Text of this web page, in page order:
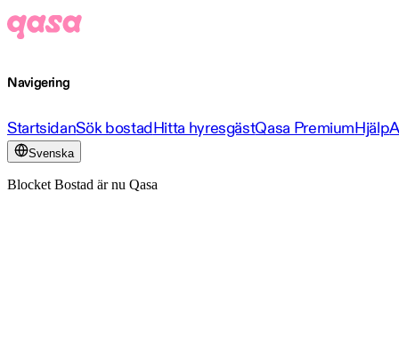
Navigering
StartsidanSök bostadHitta hyresgästQasa PremiumHjälp
Svenska
Blocket Bostad är nu Qasa